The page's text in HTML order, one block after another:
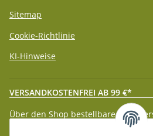
Sitemap
Cookie-Richtlinie
KI-Hinweise
VERSANDKOSTENFREI AB 99 €*
Über den Shop bestellbare
wir innerhalb Deutschland